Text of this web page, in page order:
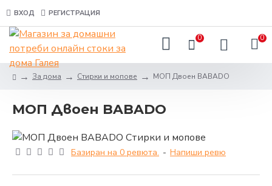
ВХОД РЕГИСТРАЦИЯ
0 0
За дома Стирки и мопове МОП Двоен BABADO
МОП Двоен BABADO
Базиран на 0 ревюта. - Напиши ревю